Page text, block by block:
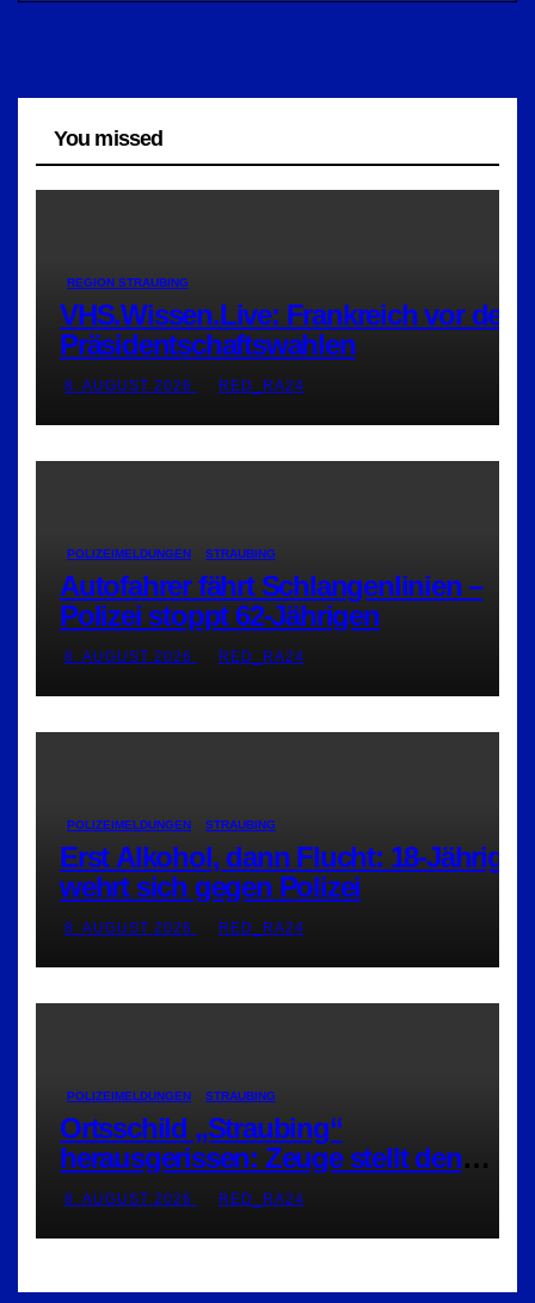
You missed
REGION STRAUBING
VHS.Wissen.Live: Frankreich vor den
Präsidentschaftswahlen
8. AUGUST 2026 RED_RA24
POLIZEIMELDUNGEN STRAUBING
Autofahrer fährt Schlangenlinien –
Polizei stoppt 62-Jährigen
8. AUGUST 2026 RED_RA24
POLIZEIMELDUNGEN STRAUBING
Erst Alkohol, dann Flucht: 18-Jährige
wehrt sich gegen Polizei
8. AUGUST 2026 RED_RA24
POLIZEIMELDUNGEN STRAUBING
Ortsschild „Straubing“
herausgerissen: Zeuge stellt den
Täter
8. AUGUST 2026 RED_RA24